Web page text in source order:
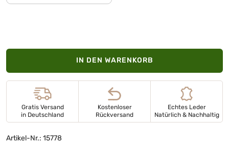
IN DEN WARENKORB
Gratis Versand
in Deutschland
Kostenloser
Rückversand
Echtes Leder
Natürlich & Nachhaltig
Artikel-Nr.: 15778